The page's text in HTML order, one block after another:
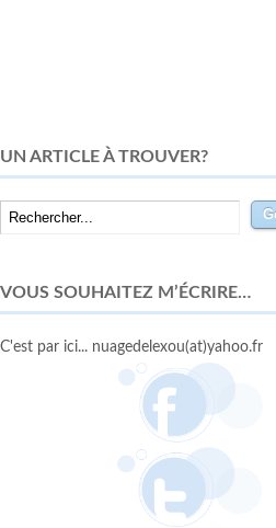
UN ARTICLE À TROUVER?
VOUS SOUHAITEZ M’ÉCRIRE…
C'est par ici... nuagedelexou(at)yahoo.fr